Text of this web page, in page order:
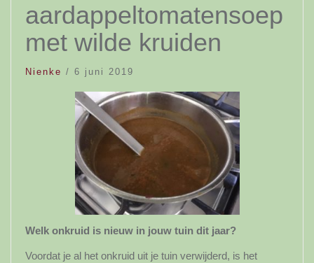
aardappeltomatensoep
met wilde kruiden
Nienke / 6 juni 2019
Welk onkruid is nieuw in jouw tuin dit jaar?
Voordat je al het onkruid uit je tuin verwijderd, is het